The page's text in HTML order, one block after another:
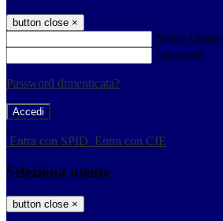
button close ×
Nome Utente
Password
Password dimenticata?
-
Entra con SPID Entra con CIE
Seleziona utente
button close ×